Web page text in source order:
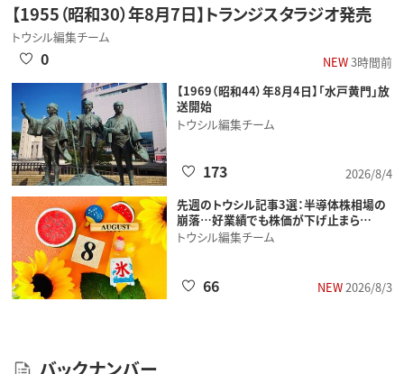
【1955（昭和30）年8月7日】トランジスタラジオ発売
トウシル編集チーム
NEW3時間前
0
【1969（昭和44）年8月4日】「水戸黄門」放
送開始
トウシル編集チーム
2026/8/4
173
先週のトウシル記事3選：半導体株相場の
崩落…好業績でも株価が下げ止まら…
トウシル編集チーム
NEW2026/8/3
66